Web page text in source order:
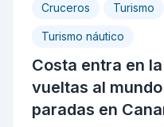
Cruceros Turismo
Turismo náutico
Costa entra en
vueltas al
paradas en